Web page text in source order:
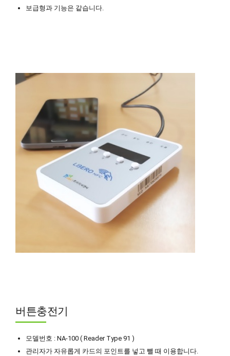
보급형과 기능은 같습니다.
버튼충전기
모델번호 : NA-100 ( Reader Type 91 )
관리자가 자유롭게 카드의 포인트를 넣고 뺄 때 이용합니다.